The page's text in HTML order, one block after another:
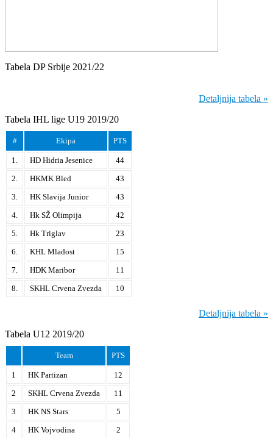
Tabela DP Srbije 2021/22
Detaljnija tabela »
Tabela IHL lige U19 2019/20
# Ekipa PTS
1. HD Hidria Jesenice
44
2.
HKMK Bled
43
3.
HK Slavija Junior
43
4.
Hk SŽ Olimpija
42
5.
Hk Triglav
23
6.
KHL Mladost
15
7.
HDK Maribor
11
8.
SKHL Crvena Zvezda 10
Detaljnija tabela »
Tabela U12 2019/20
Team PTS
1 HK Partizan
12
2
SKHL Crvena Zvezda
11
3
HK NS Stars
5
4
HK Vojvodina
2